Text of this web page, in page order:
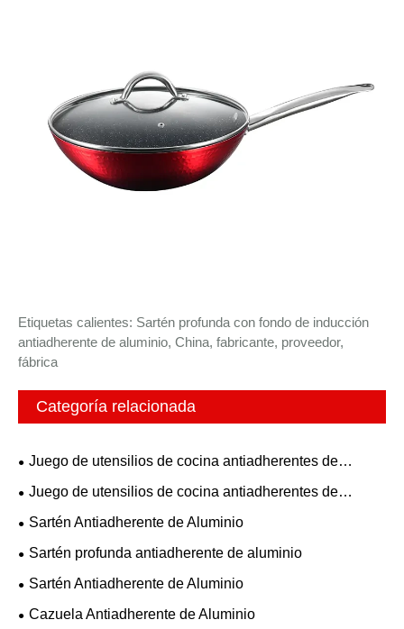
Etiquetas calientes: Sartén profunda con fondo de inducción
antiadherente de aluminio, China, fabricante, proveedor,
fábrica
Categoría relacionada
Juego de utensilios de cocina antiadherentes de
aluminio
Juego de utensilios de cocina antiadherentes de
aluminio
Sartén Antiadherente de Aluminio
Sartén profunda antiadherente de aluminio
Sartén Antiadherente de Aluminio
Cazuela Antiadherente de Aluminio